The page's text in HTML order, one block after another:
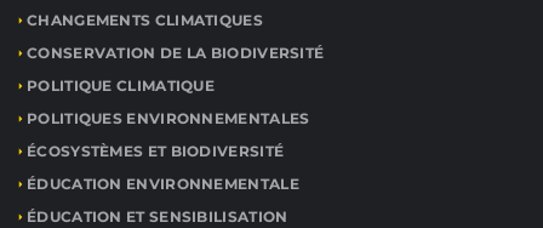
CHANGEMENTS CLIMATIQUES
CONSERVATION DE LA BIODIVERSITÉ
POLITIQUE CLIMATIQUE
POLITIQUES ENVIRONNEMENTALES
ÉCOSYSTÈMES ET BIODIVERSITÉ
ÉDUCATION ENVIRONNEMENTALE
ÉDUCATION ET SENSIBILISATION